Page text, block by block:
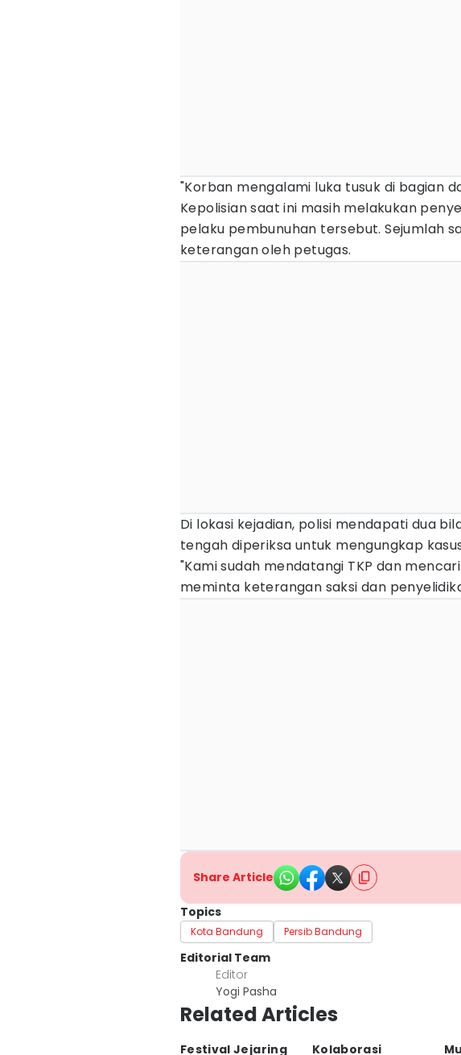
"Korban mengalami luka tusuk di bagian
Kepolisian saat ini masih melakukan
pelaku pembunuhan tersebut. Sejumlah
keterangan oleh petugas.
Di lokasi kejadian, polisi mendapati dua
tengah diperiksa untuk mengungkap
"Kami sudah mendatangi TKP dan
meminta keterangan saksi dan
Share Article
Topics
Kota Bandung Persib Bandung
Editorial Team
Editor
Yogi Pasha
Related Articles
Festival Jejaring Kolaborasi